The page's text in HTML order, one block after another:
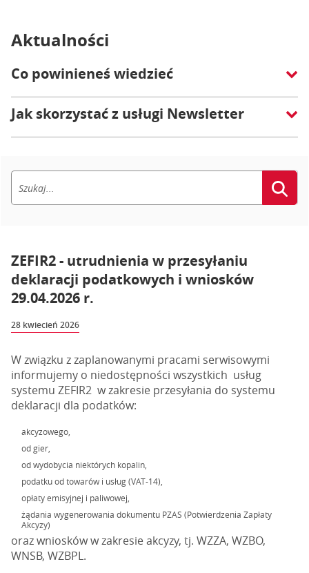
Aktualności
Co powinieneś wiedzieć
Jak skorzystać z usługi Newsletter
ZEFIR2 - utrudnienia w przesyłaniu
deklaracji podatkowych i wniosków
29.04.2026 r.
28 kwiecień 2026
W związku z zaplanowanymi pracami serwisowymi
informujemy o niedostępności wszystkich usług
systemu ZEFIR2 w zakresie przesyłania do systemu
deklaracji dla podatków:
akcyzowego,
od gier,
od wydobycia niektórych kopalin,
podatku od towarów i usług (VAT-14),
opłaty emisyjnej i paliwowej,
żądania wygenerowania dokumentu PZAS (Potwierdzenia Zapłaty
Akcyzy)
oraz wniosków w zakresie akcyzy, tj. WZZA, WZBO,
WNSB, WZBPL.